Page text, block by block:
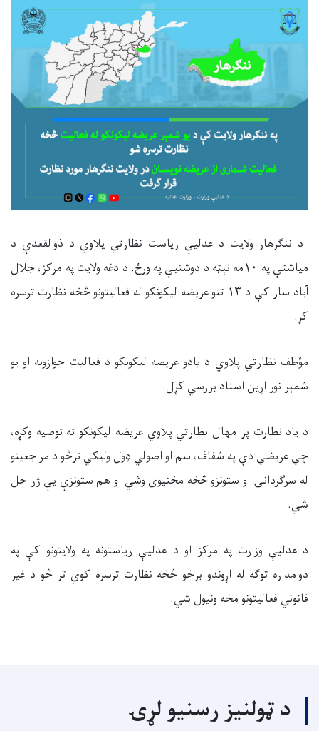
د ننګرهار ولایت د عدليې ریاست نظارتي پلاوي د ذوالقعدې د
مياشتې په ۱۰مه نېټه د دوشنبې په ورځ، د دغه ولایت په مرکز، جلال
آباد ښار کې د ۱۳ تنو عريضه ليکونکو له فعالیتونو څخه نظارت ترسره
کړ.
مؤظف نظارتي پلاوي د یادو عريضه ليکونکو د فعالیت جوازونه او یو
شمېر نور اړين اسناد بررسي کړل.
د یاد نظارت پر مهال نظارتي پلاوي عریضه لیکونکو ته توصیه وکړه،
چې عریضې دې په شفاف، سم او اصولي ډول ولیکي ترڅو د مراجعينو
له سرګردانۍ او ستونزو څخه مخنیوی وشي او هم ستونزې یې ژر حل
شي.
د عدلیې وزارت په مرکز او د عدلیې ریاستونه په ولایتونو کې په
دوامداره توګه له اړوندو برخو څخه نظارت ترسره کوي تر څو د غیر
قانوني فعالیتونو مخه ونیول شي.
د ټولنیز رسنیو لړۍ